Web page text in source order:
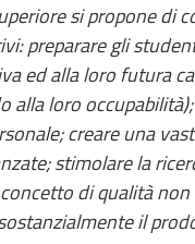
si propone di
preparare gli
ed alla loro futura
alla loro
creare una
stimolare la
di qualità
il